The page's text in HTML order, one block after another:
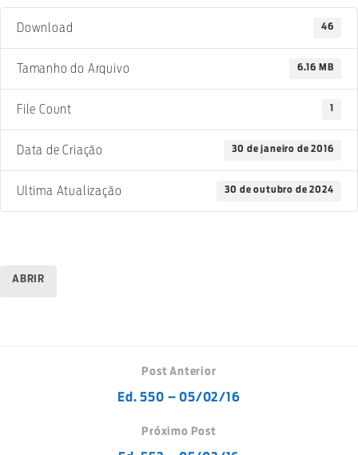
Download 46
Tamanho do Arquivo 6.16 MB
File Count 1
Data de Criação 30 de janeiro de 2016
Ultima Atualização 30 de outubro de 2024
ABRIR
Post Anterior
Ed. 550 – 05/02/16
Próximo Post